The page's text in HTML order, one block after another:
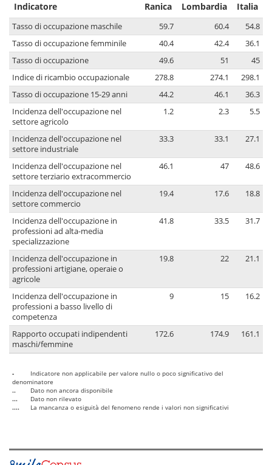
Indicatore Ranica Lombardia Italia
Tasso di occupazione maschile 59.7 60.4
54.8
Tasso di occupazione femminile
40.4 42.4
36.1
Tasso di occupazione
49.6 51
45
Indice di ricambio occupazionale
278.8 274.1
298.1
Tasso di occupazione 15-29 anni
44.2 46.1
36.3
Incidenza dell'occupazione nel
settore agricolo
1.2 2.3 5.5
Incidenza dell'occupazione nel
settore industriale
33.3 33.1 27.1
Incidenza dell'occupazione nel
settore terziario extracommercio
46.1 47 48.6
Incidenza dell'occupazione nel
settore commercio
19.4 17.6 18.8
Incidenza dell'occupazione in
professioni ad alta-media
specializzazione
41.8 33.5 31.7
Incidenza dell'occupazione in
professioni artigiane, operaie o
agricole
19.8 22 21.1
Incidenza dell'occupazione in
professioni a basso livello di
competenza
9 15 16.2
Rapporto occupati indipendenti
maschi/femmine
172.6 174.9 161.1
-
Indicatore non applicabile per valore nullo o poco significativo del
denominatore
..
Dato non ancora disponibile
...
Dato non rilevato
....
La mancanza o esiguità del fenomeno rende i valori non significativi